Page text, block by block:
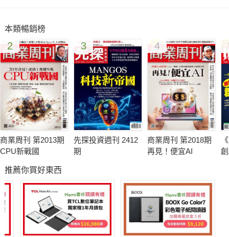
坐在台積電營運總部的辦公室內，直到《天下》記者當面告知，
台積電環工領域的最高主管、企業環保安全衛生處處長許芳銘才
知道，台積電的製程污泥主要處理商之一「欣瀛科技」，竟涉嫌
違反「廢棄物清理法」，被台南地檢署起訴了。
「我們真的不知道欣瀛被起訴的訊息，我個人、公司都沒有這個
訊，我們會進一步了解。」
這就表示，從一四年十一月十九日起訴起算，有長達九十多天的
本類暢銷榜
2
商業周刊 第2013期
CPU新戰國
3
先探投資週刊 2412
期
4
商業周刊 第2018期
再見！便宜AI
推薦你買好東西